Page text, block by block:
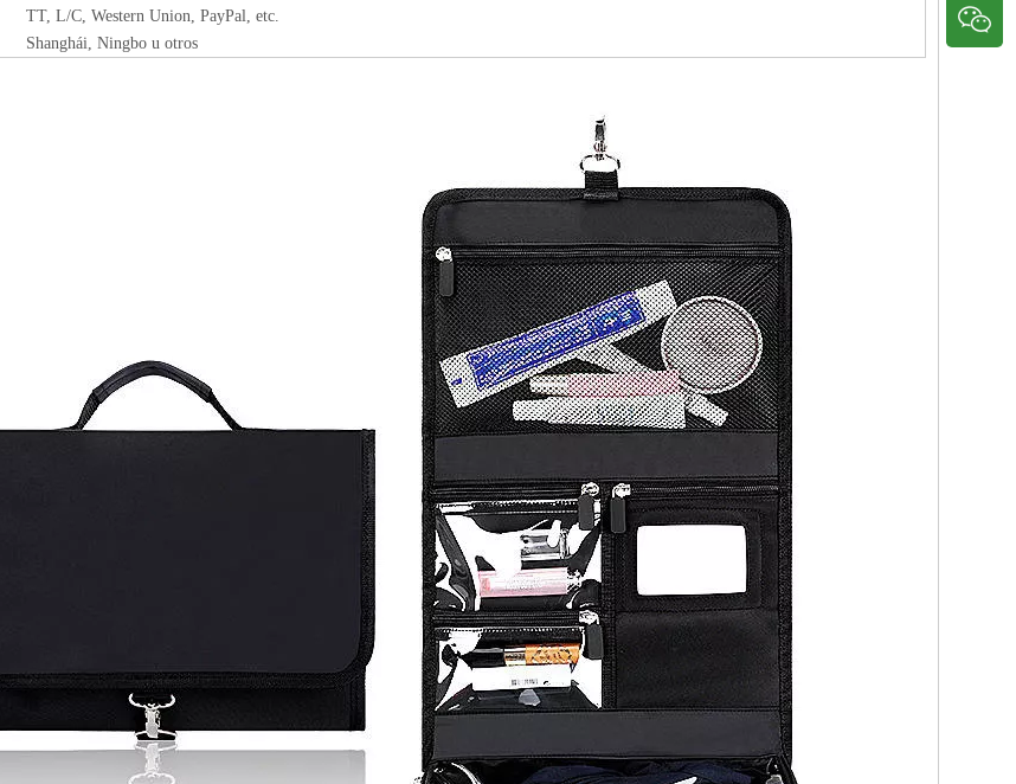
TT, L/C, Western Union, PayPal, etc.
Shanghái, Ningbo u otros